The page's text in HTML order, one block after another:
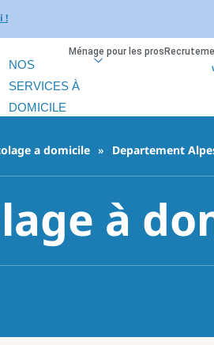
!
Ménage pour les pros
NOS
SERVICES À
DOMICILE
a domicile » Departement
à